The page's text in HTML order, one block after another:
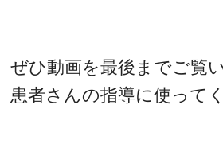
ぜひ動画を最後までご覧
患者さんの指導に使って